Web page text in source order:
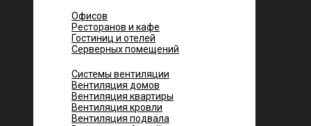
Офисов
Ресторанов и кафе
Гостиниц и отелей
Серверных помещений
Системы вентиляции
Вентиляция домов
Вентиляция квартиры
Вентиляция кровли
Вентиляция подвала